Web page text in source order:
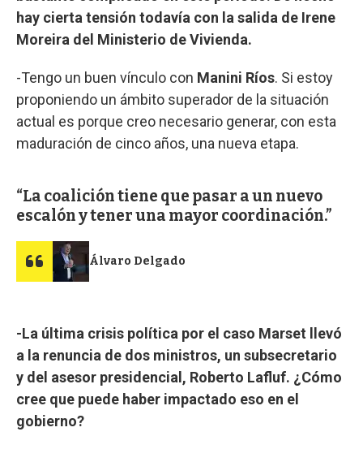
hay cierta tensión todavía con la salida de Irene
Moreira del Ministerio de Vivienda.
-Tengo un buen vínculo con Manini Ríos. Si estoy
proponiendo un ámbito superador de la situación
actual es porque creo necesario generar, con esta
maduración de cinco años, una nueva etapa.
La coalición tiene que pasar a un nuevo
escalón y tener una mayor coordinación.
Álvaro Delgado
-La última crisis política por el caso Marset llevó
a la renuncia de dos ministros, un subsecretario
y del asesor presidencial, Roberto Lafluf. ¿Cómo
cree que puede haber impactado eso en el
gobierno?